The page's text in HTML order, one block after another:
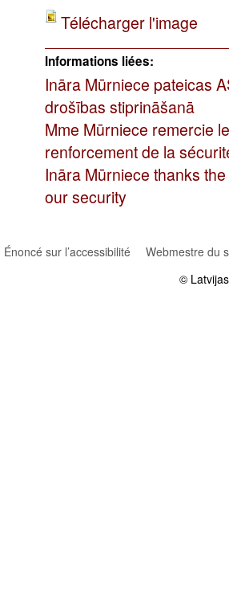
Télécharger l'image
Informations liées:
Ināra Mūrniece pateicas
drošības stiprināšanā
Mme Mūrniece remercie
renforcement de la
Ināra Mūrniece thanks
our security
Énoncé sur l’accessibilité
Webmestre du
©